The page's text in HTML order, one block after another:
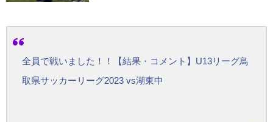
全員で戦いました！！【結果・コメント】U13リーグ鳥
取県サッカーリーグ2023 vs湖東中